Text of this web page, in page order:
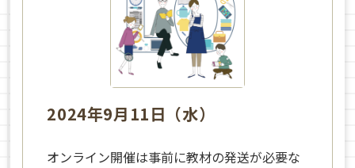
2024年9月11日（水）
オンライン開催は事前に教材の発送が必要な